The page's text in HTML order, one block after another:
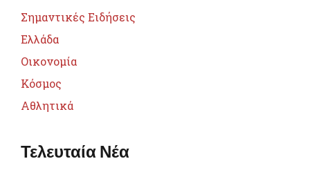
Σημαντικές Ειδήσεις
Ελλάδα
Οικονομία
Κόσμος
Αθλητικά
Τελευταία Νέα